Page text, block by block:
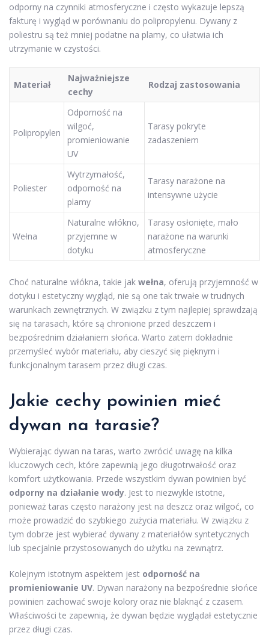
odporny na czynniki atmosferyczne i często wykazuje lepszą
fakturę i wygląd w porównaniu do polipropylenu. Dywany z
poliestru są też mniej podatne na plamy, co ułatwia ich
utrzymanie w czystości.
Materiał
Najważniejsze
cechy
Rodzaj zastosowania
Polipropylen
Odporność na
wilgoć,
promieniowanie
UV
Tarasy pokryte
zadaszeniem
Poliester
Wytrzymałość,
odporność na
plamy
Tarasy narażone na
intensywne użycie
Wełna
Naturalne włókno,
przyjemne w
dotyku
Tarasy osłonięte, mało
narażone na warunki
atmosferyczne
Choć naturalne włókna, takie jak wełna, oferują przyjemność w
dotyku i estetyczny wygląd, nie są one tak trwałe w trudnych
warunkach zewnętrznych. W związku z tym najlepiej sprawdzają
się na tarasach, które są chronione przed deszczem i
bezpośrednim działaniem słońca. Warto zatem dokładnie
przemyśleć wybór materiału, aby cieszyć się pięknym i
funkcjonalnym tarasem przez długi czas.
Jakie cechy powinien mieć
dywan na tarasie?
Wybierając dywan na taras, warto zwrócić uwagę na kilka
kluczowych cech, które zapewnią jego długotrwałość oraz
komfort użytkowania. Przede wszystkim dywan powinien być
odporny na działanie wody. Jest to niezwykle istotne,
ponieważ taras często narażony jest na deszcz oraz wilgoć, co
może prowadzić do szybkiego zużycia materiału. W związku z
tym dobrze jest wybierać dywany z materiałów syntetycznych
lub specjalnie przystosowanych do użytku na zewnątrz.
Kolejnym istotnym aspektem jest odporność na
promieniowanie UV. Dywan narażony na bezpośrednie słońce
powinien zachować swoje kolory oraz nie blaknąć z czasem.
Właściwości te zapewnią, że dywan będzie wyglądał estetycznie
przez długi czas.